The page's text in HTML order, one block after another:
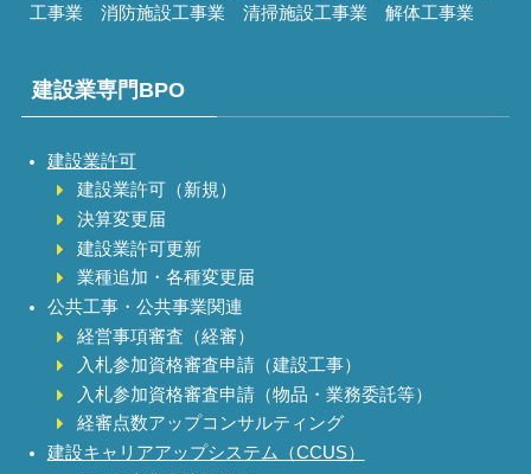
工事業 消防施設工事業 清掃施設工事業 解体工事業
建設業専門BPO
建設業許可
建設業許可（新規）
決算変更届
建設業許可更新
業種追加・各種変更届
公共工事・公共事業関連
経営事項審査（経審）
入札参加資格審査申請（建設工事）
入札参加資格審査申請（物品・業務委託等）
経審点数アップコンサルティング
建設キャリアアップシステム（CCUS）